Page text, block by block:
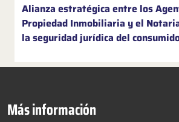
Alianza estratégica entre los
Propiedad Inmobiliaria y el
la seguridad jurídica del
Más información